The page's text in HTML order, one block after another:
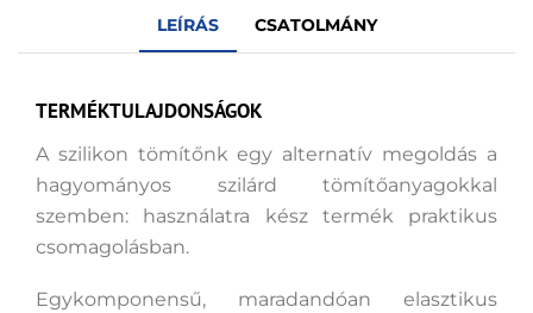
LEÍRÁS CSATOLMÁNY
TERMÉKTULAJDONSÁGOK
A szilikon tömítőnk egy alternatív megoldás a
hagyományos szilárd tömítőanyagokkal
szemben: használatra kész termék praktikus
csomagolásban.
Egykomponensű, maradandóan elasztikus